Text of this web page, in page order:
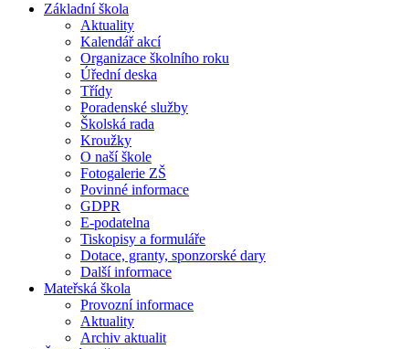
Základní škola
Aktuality
Kalendář akcí
Organizace školního roku
Úřední deska
Třídy
Poradenské služby
Školská rada
Kroužky
O naší škole
Fotogalerie ZŠ
Povinné informace
GDPR
E-podatelna
Tiskopisy a formuláře
Dotace, granty, sponzorské dary
Další informace
Mateřská škola
Provozní informace
Aktuality
Archiv aktualit